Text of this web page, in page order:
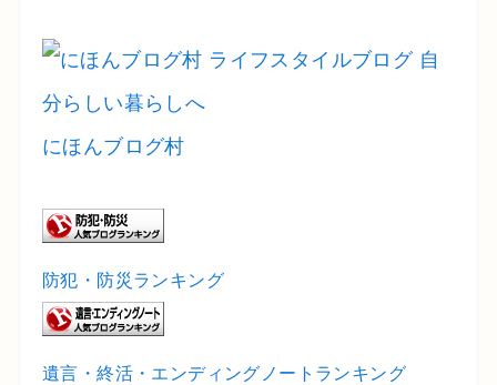
にほんブログ村
防犯・防災ランキング
遺言・終活・エンディングノートランキング